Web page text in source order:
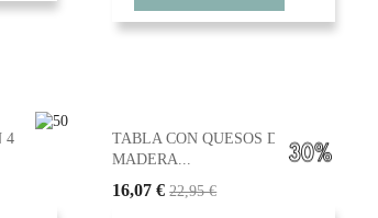
4
TABLA CON QUESOS DE
MADERA...
16,07 € 22,95 €